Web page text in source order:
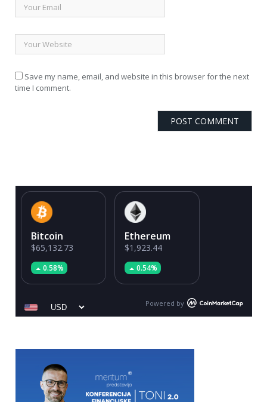
Save my name, email, and website in this browser for the next
time I comment.
Bitcoin
$65,132.73
0.58%
Ethereum
$1,923.44
0.54%
Powered by